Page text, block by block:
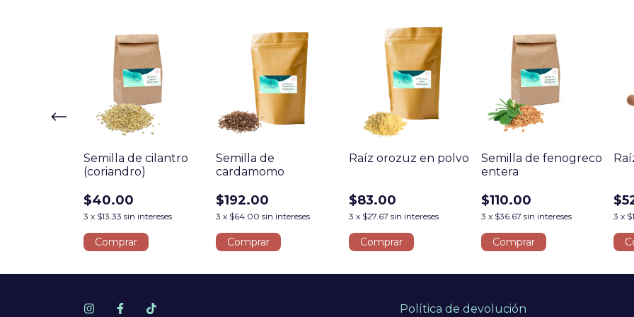
Semilla de cilantro
(coriandro)
$40.00
3 x $13.33 sin intereses
Comprar
Semilla de
cardamomo
$192.00
3 x $64.00 sin intereses
Comprar
Raíz orozuz en polvo
$83.00
3 x $27.67 sin intereses
Comprar
Semilla de fenogreco
entera
$110.00
3 x $36.67 sin intereses
Comprar
3 x
Política de devolución